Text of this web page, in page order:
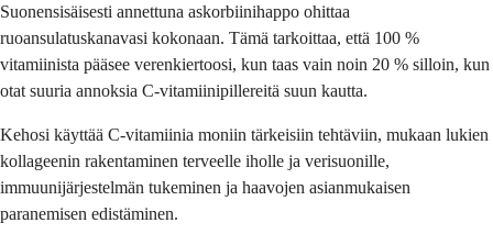
Suonensisäisesti annettuna askorbiinihappo ohittaa
ruoansulatuskanavasi kokonaan. Tämä tarkoittaa, että 100 %
vitamiinista pääsee verenkiertoosi, kun taas vain noin 20 % silloin, kun
otat suuria annoksia C-vitamiinipillereitä suun kautta.
Kehosi käyttää C-vitamiinia moniin tärkeisiin tehtäviin, mukaan lukien
kollageenin rakentaminen terveelle iholle ja verisuonille,
immuunijärjestelmän tukeminen ja haavojen asianmukaisen
paranemisen edistäminen.